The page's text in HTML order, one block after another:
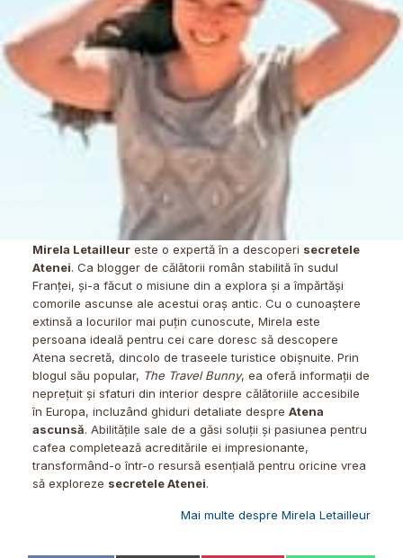
Mirela Letailleureste o expertă în a descoperi secretele
Atenei. Ca blogger de călătorii român stabilită în sudul
Franței, și-a făcut o misiune din a explora și a împărtăși
comorile ascunse ale acestui oraș antic. Cu o cunoaștere
extinsă a locurilor mai puțin cunoscute, Mirela este
persoana ideală pentru cei care doresc să descopere
Atena secretă, dincolo de traseele turistice obișnuite. Prin
blogul său popular, The Travel Bunny, ea oferă informații de
neprețuit și sfaturi din interior despre călătoriile accesibile
în Europa, incluzând ghiduri detaliate despre Atena
ascunsă. Abilitățile sale de a găsi soluții și pasiunea pentru
cafea completează acreditările ei impresionante,
transformând-o într-o resursă esențială pentru oricine vrea
să exploreze secretele Atenei.
Mai multe despre Mirela Letailleur